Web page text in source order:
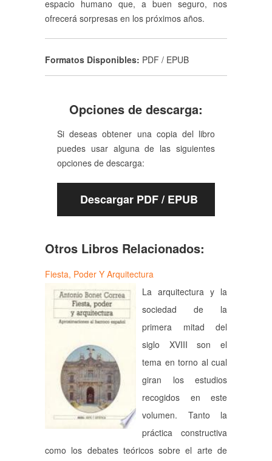
espacio humano que, a buen seguro, nos
ofrecerá sorpresas en los próximos años.
Formatos Disponibles: PDF / EPUB
Opciones de descarga:
Si deseas obtener una copia del libro
puedes usar alguna de las siguientes
opciones de descarga:
Descargar PDF / EPUB
Otros Libros Relacionados:
Fiesta, Poder Y Arquitectura
La arquitectura y la
sociedad de la
primera mitad del
siglo XVIII son el
tema en torno al cual
giran los estudios
recogidos en este
volumen. Tanto la
práctica constructiva
como los debates teóricos sobre el arte de